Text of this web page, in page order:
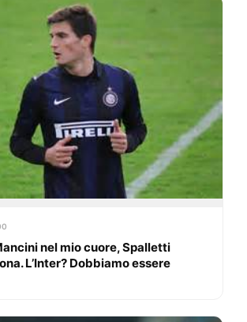
nel mio cuore, Spalletti
L’Inter? Dobbiamo essere